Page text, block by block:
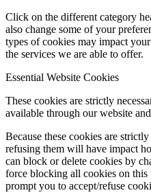
Click on the different category
also change some of your
types of cookies may impact
the services we are able to offer.
Essential Website Cookies
These cookies are strictly
available through our website
Because these cookies are
refusing them will have impact
can block or delete cookies by
force blocking all cookies on
prompt you to accept/refuse